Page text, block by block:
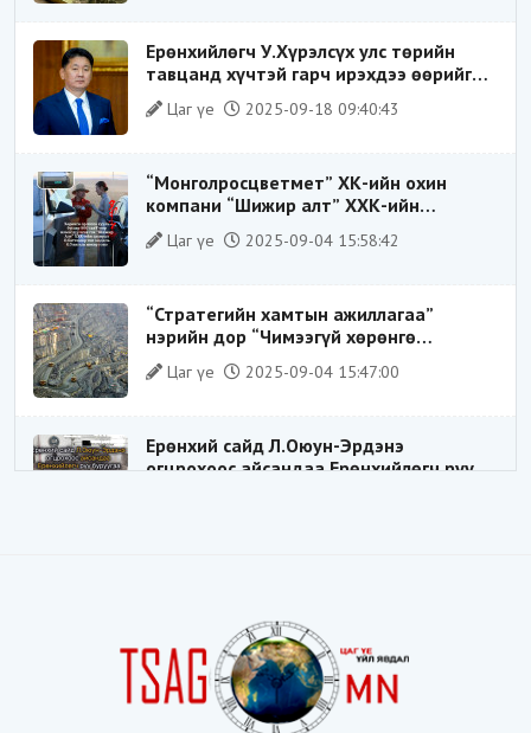
Ерөнхийлөгч У.Хүрэлсүх улс төрийн
тавцанд хүчтэй гарч ирэхдээ өөрийгөө
шударга ёсны төлөө тэмцэгч, “хуучин
тогтолцооны хонгилыг нураагч” гэсэн
Цаг үе 2025-09-18 09:40:43
“Монголросцветмет” ХК-ийн охин
компани “Шижир алт” ХХК-ийн
Гүйцэтгэх захирлаар ажиллаж байсан
О.Баттөмөрт холбогдох хэрэг хаашаа
Цаг үе 2025-09-04 15:58:42
“Стратегийн хамтын ажиллагаа”
нэрийн дор “Чимээгүй хөрөнгө
хуримтлал”
Цаг үе 2025-09-04 15:47:00
Ерөнхий сайд Л.Оюун-Эрдэнэ
огцрохоос айсандаа Ерөнхийлөгч рүү
Видёо: ХУУЛЬ ЗӨРЧИН СОНГОГДСОН